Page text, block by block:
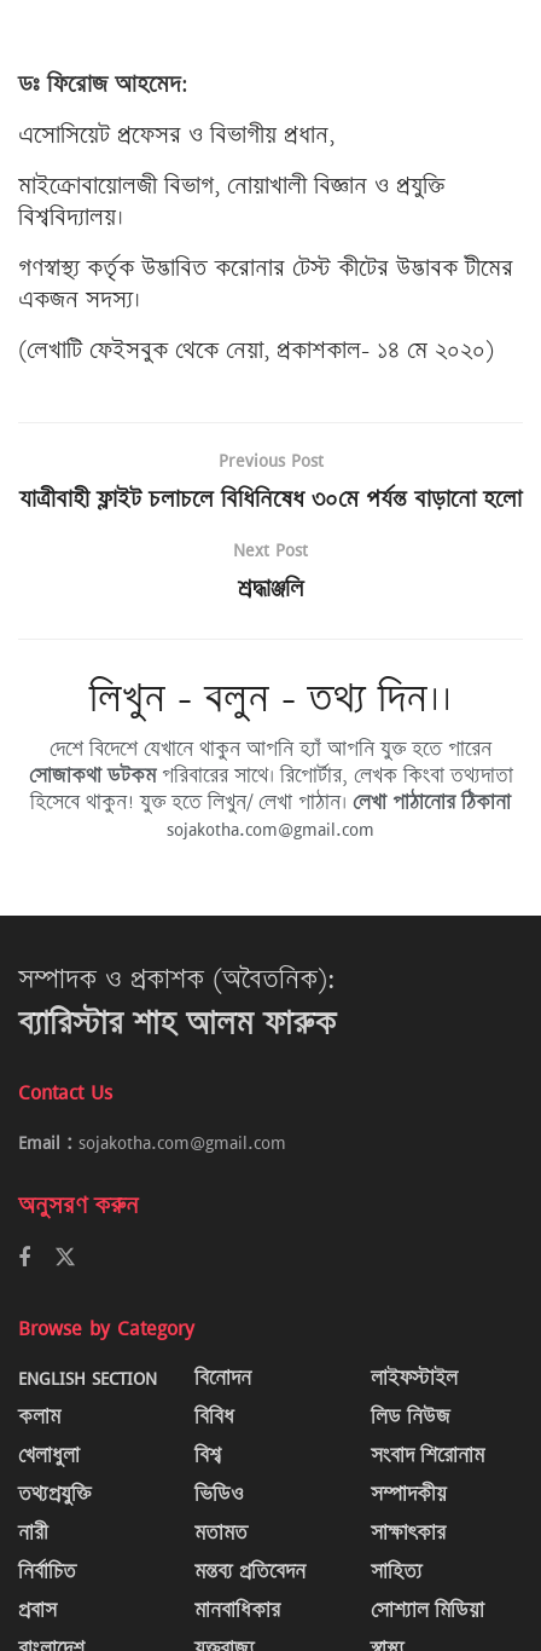
ডঃ ফিরোজ আহমেদ:
এসোসিয়েট প্রফেসর ও বিভাগীয় প্রধান,
মাইক্রোবায়োলজী বিভাগ, নোয়াখালী বিজ্ঞান ও প্রযুক্তি
বিশ্ববিদ্যালয়।
গণস্বাস্থ্য কর্তৃক উদ্ভাবিত করোনার টেস্ট কীটের উদ্ভাবক টীমের
একজন সদস্য।
(লেখাটি ফেইসবুক থেকে নেয়া, প্রকাশকাল- ১৪ মে ২০২০)
Previous Post
যাত্রীবাহী ফ্লাইট চলাচলে বিধিনিষেধ ৩০মে পর্যন্ত বাড়ানো হলো
Next Post
শ্রদ্ধাঞ্জলি
লিখুন - বলুন - তথ্য দিন।।
দেশে বিদেশে যেখানে থাকুন আপনি হ্যাঁ আপনি যুক্ত হতে পারেন
সোজাকথা ডটকমপরিবারের সাথে। রিপোর্টার, লেখক কিংবা তথ্যদাতা
হিসেবে থাকুন! যুক্ত হতে লিখুন/ লেখা পাঠান। লেখা পাঠানোর ঠিকানা
sojakotha.com@gmail.com
সম্পাদক ও প্রকাশক (অবৈতনিক):
ব্যারিস্টার শাহ আলম ফারুক
Contact Us
Email : sojakotha.com@gmail.com
অনুসরণ করুন
Browse by Category
ENGLISH SECTION
কলাম
খেলাধুলা
তথ্যপ্রযুক্তি
নারী
নির্বাচিত
প্রবাস
বিনোদন
বিবিধ
বিশ্ব
ভিডিও
মতামত
মন্তব্য প্রতিবেদন
মানবাধিকার
লাইফস্টাইল
লিড নিউজ
সংবাদ শিরোনাম
সম্পাদকীয়
সাক্ষাৎকার
সাহিত্য
সোশ্যাল মিডিয়া